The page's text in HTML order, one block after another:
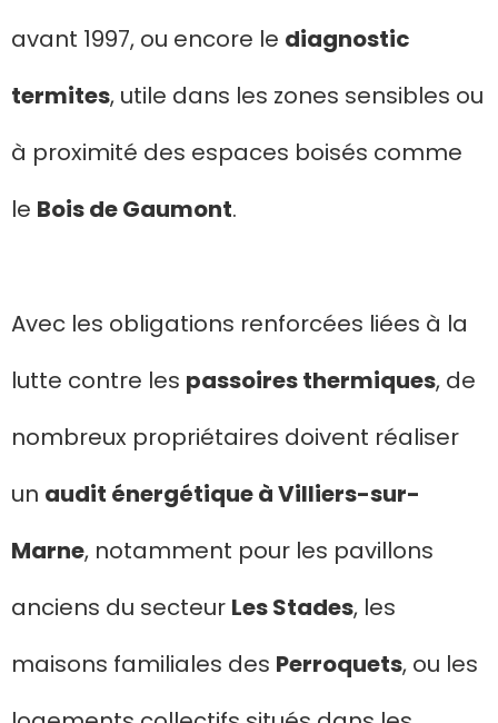
avant 1997, ou encore le diagnostic
termites, utile dans les zones sensibles ou
à proximité des espaces boisés comme
le Bois de Gaumont.
Avec les obligations renforcées liées à la
lutte contre les passoires thermiques, de
nombreux propriétaires doivent réaliser
un audit énergétique à Villiers-sur-
Marne, notamment pour les pavillons
anciens du secteur Les Stades, les
maisons familiales des Perroquets, ou les